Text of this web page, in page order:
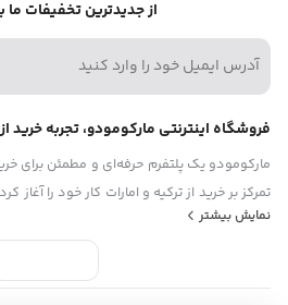
از جدیدترین تخفیفات ما
فروشگاه اینترنتی مارکومودو، تجربه خرید
تمرکز بر خرید از ترکیه و امارات کار خود را
و تیمی متخصص، امکان خرید آسان از سراسر
کرده‌ایم. مارکومودو توسط دانشجویان
و هدف ما این است که شما بدون نیاز به
نمایش بیشتر